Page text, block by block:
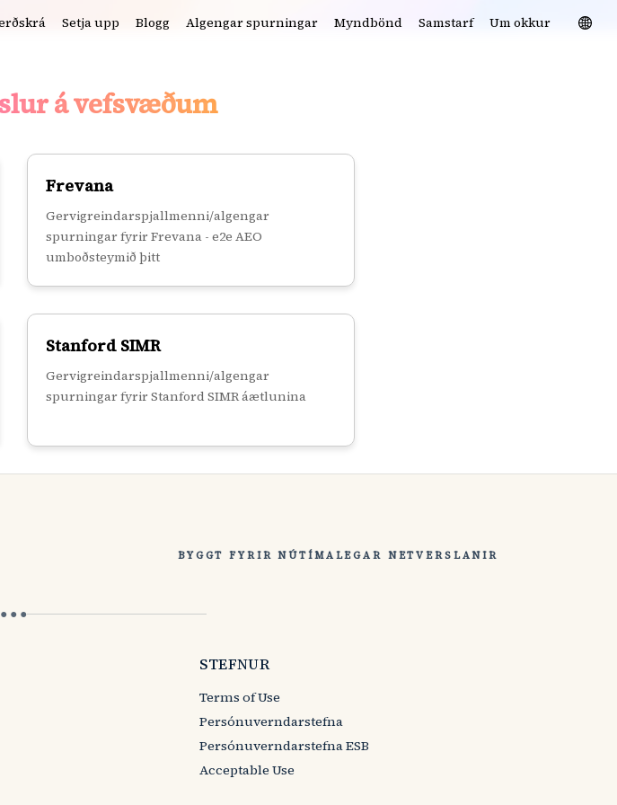
Setja upp Blogg Algengar spurningar Myndbönd Samstarf Um okkur
á vefsvæðum
Frevana
Gervigreindarspjallmenni/algengar
spurningar fyrir Frevana - e2e AEO
umboðsteymið þitt
Stanford SIMR
Gervigreindarspjallmenni/algengar
spurningar fyrir Stanford SIMR áætlunina
BYGGT FYRIR NÚTÍMALEGAR NETVERSLANIR
● ● ●
STEFNUR
Terms of Use
Persónuverndarstefna
Persónuverndarstefna ESB
Acceptable Use